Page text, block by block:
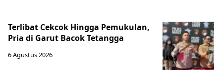
Terlibat Cekcok Hingga Pemukulan,
Pria di Garut Bacok Tetangga
6 Agustus 2026